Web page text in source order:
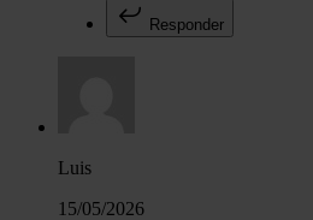
Responder
Luis
15/05/2026